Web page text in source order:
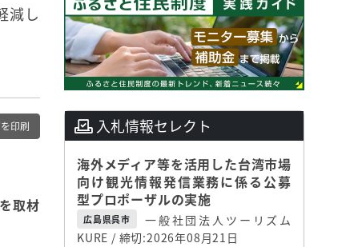
減し
印刷
取材
入札情報セレクト
海外メディア等を活用した台湾市場
向け観光情報発信業務に係る公募
型プロポーザルの実施
広島県呉市
一般社団法人ツーリズム
KURE / 締切:2026年08月21日